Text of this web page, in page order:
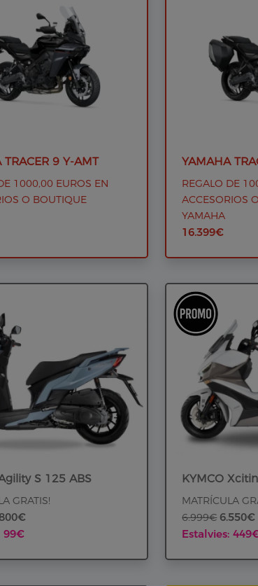
TRACER 9 Y-AMT
1000,00 EUROS EN
O BOUTIQUE
YAMAHA
REGALO DE
ACCESORIOS
YAMAHA
16.399€
S 125 ABS
GRATIS!
99€
KYMCO
MATRÍCULA
6.999€ 6.550€
Estalvies: